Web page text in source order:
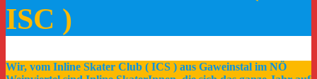
ISC )
Wir, vom Inline Skater Club ( ICS ) aus Gaweinstal im NÖ